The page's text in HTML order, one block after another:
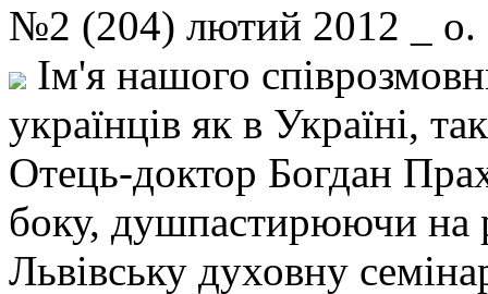
№2 (204) лютий 2012 _
Ім'я нашого
українців як в Україні,
Отець-доктор Богдан
боку, душпастирюючи на
Львівську духовну